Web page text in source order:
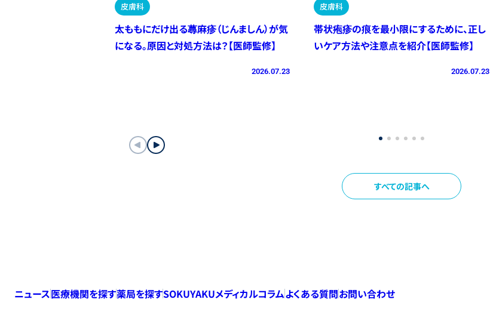
皮膚科
太ももにだけ出る蕁麻疹（じんましん）が気
になる。原因と対処方法は？【医師監修】
2026.07.23
皮膚科
帯状疱疹の痕を最小限にするために、正し
いケア方法や注意点を紹介【医師監修】
2026.07.23
すべての記事へ
ニュース医療機関を探す薬局を探すSOKUYAKUメディカルコラムよくある質問お問い合わせ